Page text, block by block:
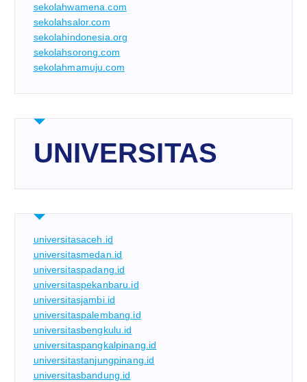
sekolahwamena.com
sekolahsalor.com
sekolahindonesia.org
sekolahsorong.com
sekolahmamuju.com
UNIVERSITAS
universitasaceh.id
universitasmedan.id
universitaspadang.id
universitaspekanbaru.id
universitasjambi.id
universitaspalembang.id
universitasbengkulu.id
universitaspangkalpinang.id
universitastanjungpinang.id
universitasbandung.id